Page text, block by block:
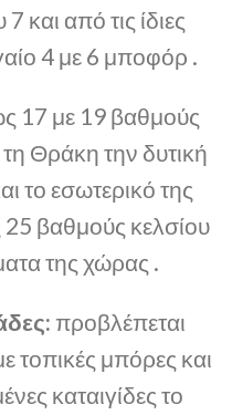
και από τις ίδιες
4 με 6 μποφόρ .
17 με 19 βαθμούς
Θράκη την δυτική
το εσωτερικό της
βαθμούς κελσίου
της χώρας .
προβλέπεται
τοπικές μπόρες και
καταιγίδες το